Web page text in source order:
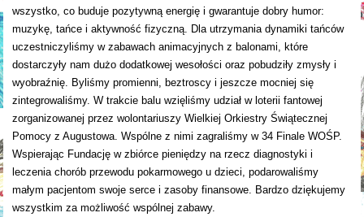
wszystko, co buduje pozytywną energię i gwarantuje dobry humor:
muzykę, tańce i aktywność fizyczną. Dla utrzymania dynamiki tańców
uczestniczyliśmy w zabawach animacyjnych z balonami, które
dostarczyły nam dużo dodatkowej wesołości oraz pobudziły zmysły i
wyobraźnię. Byliśmy promienni, beztroscy i jeszcze mocniej się
zintegrowaliśmy. W trakcie balu wzięliśmy udział w loterii fantowej
zorganizowanej przez wolontariuszy Wielkiej Orkiestry Świątecznej
Pomocy z Augustowa. Wspólne z nimi zagraliśmy w 34 Finale WOŚP.
Wspierając Fundację w zbiórce pieniędzy na rzecz diagnostyki i
leczenia chorób przewodu pokarmowego u dzieci, podarowaliśmy
małym pacjentom swoje serce i zasoby finansowe. Bardzo dziękujemy
wszystkim za możliwość wspólnej zabawy.